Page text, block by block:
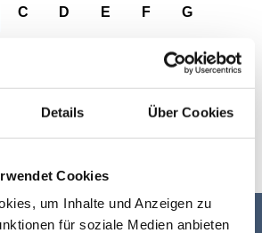
Details Über Cookies
Cookies
um Inhalte und Anzeigen zu
für soziale Medien anbieten
C D E F G
N